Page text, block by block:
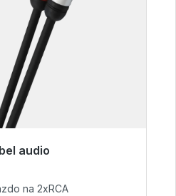
audio wysyłki, czas
na 2xRCA